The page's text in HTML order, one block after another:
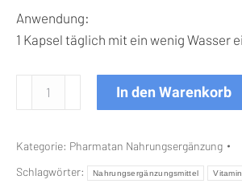
Anwendung:
1 Kapsel täglich mit ein wenig Wasser
Lutein
plus
Menge
In den Warenkorb
Kategorie: Pharmatan Nahrungsergänzung
Schlagwörter:
Nahrungsergänzungsmittel